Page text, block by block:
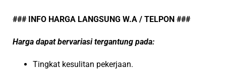
### INFO HARGA LANGSUNG W.A / TELPON ###
Harga dapat bervariasi tergantung pada:
Tingkat kesulitan pekerjaan.